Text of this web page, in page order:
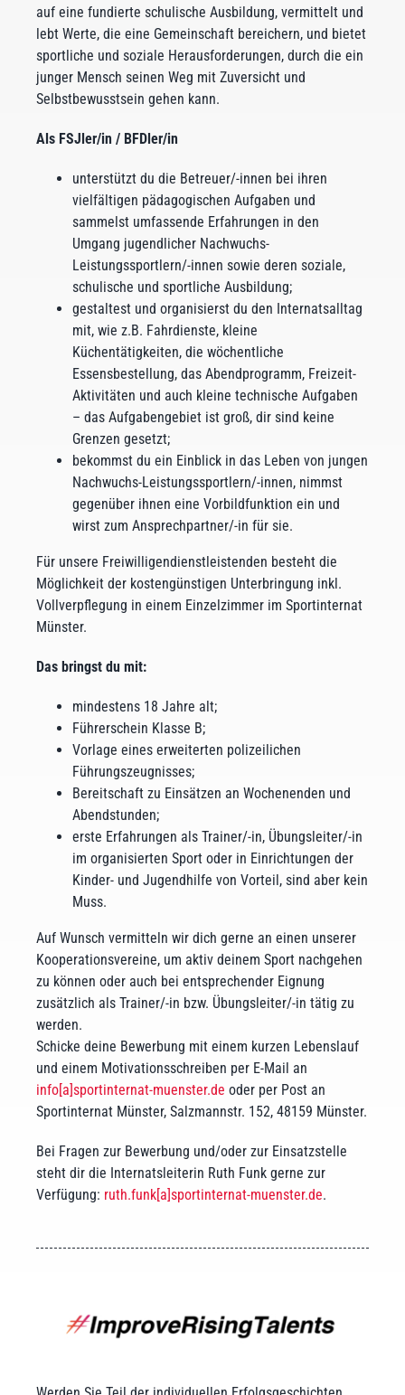
auf eine fundierte schulische Ausbildung, vermittelt und
lebt Werte, die eine Gemeinschaft bereichern, und bietet
sportliche und soziale Herausforderungen, durch die ein
junger Mensch seinen Weg mit Zuversicht und
Selbstbewusstsein gehen kann.
Als FSJler/in / BFDler/in
unterstützt du die Betreuer/-innen bei ihren
vielfältigen pädagogischen Aufgaben und
sammelst umfassende Erfahrungen in den
Umgang jugendlicher Nachwuchs-
Leistungssportlern/-innen sowie deren soziale,
schulische und sportliche Ausbildung;
gestaltest und organisierst du den Internatsalltag
mit, wie z.B. Fahrdienste, kleine
Küchentätigkeiten, die wöchentliche
Essensbestellung, das Abendprogramm, Freizeit-
Aktivitäten und auch kleine technische Aufgaben
– das Aufgabengebiet ist groß, dir sind keine
Grenzen gesetzt;
bekommst du ein Einblick in das Leben von jungen
Nachwuchs-Leistungssportlern/-innen, nimmst
gegenüber ihnen eine Vorbildfunktion ein und
wirst zum Ansprechpartner/-in für sie.
Für unsere Freiwilligendienstleistenden besteht die
Möglichkeit der kostengünstigen Unterbringung inkl.
Vollverpflegung in einem Einzelzimmer im Sportinternat
Münster.
Das bringst du mit:
mindestens 18 Jahre alt;
Führerschein Klasse B;
Vorlage eines erweiterten polizeilichen
Führungszeugnisses;
Bereitschaft zu Einsätzen an Wochenenden und
Abendstunden;
erste Erfahrungen als Trainer/-in, Übungsleiter/-in
im organisierten Sport oder in Einrichtungen der
Kinder- und Jugendhilfe von Vorteil, sind aber kein
Muss.
Auf Wunsch vermitteln wir dich gerne an einen unserer
Kooperationsvereine, um aktiv deinem Sport nachgehen
zu können oder auch bei entsprechender Eignung
zusätzlich als Trainer/-in bzw. Übungsleiter/-in tätig zu
werden.
Schicke deine Bewerbung mit einem kurzen Lebenslauf
und einem Motivationsschreiben per E-Mail an
info[a]sportinternat-muenster.de oder per Post an
Sportinternat Münster, Salzmannstr. 152, 48159 Münster.
Bei Fragen zur Bewerbung und/oder zur Einsatzstelle
steht dir die Internatsleiterin Ruth Funk gerne zur
Verfügung: ruth.funk[a]sportinternat-muenster.de.